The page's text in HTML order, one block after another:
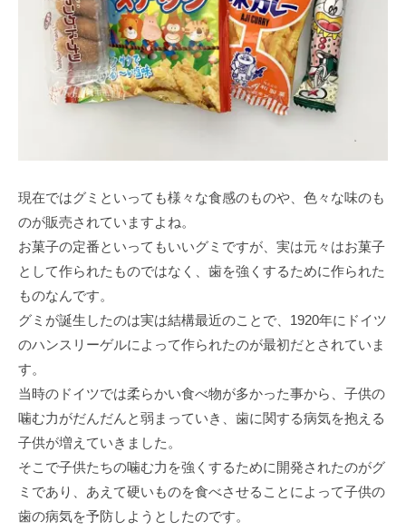
現在ではグミといっても様々な食感のものや、色々な味のも
のが販売されていますよね。
お菓子の定番といってもいいグミですが、実は元々はお菓子
として作られたものではなく、歯を強くするために作られた
ものなんです。
グミが誕生したのは実は結構最近のことで、1920年にドイツ
のハンスリーゲルによって作られたのが最初だとされていま
す。
当時のドイツでは柔らかい食べ物が多かった事から、子供の
噛む力がだんだんと弱まっていき、歯に関する病気を抱える
子供が増えていきました。
そこで子供たちの噛む力を強くするために開発されたのがグ
ミであり、あえて硬いものを食べさせることによって子供の
歯の病気を予防しようとしたのです。